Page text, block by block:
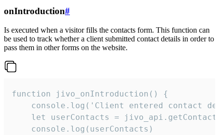
onIntroduction#
Is executed when a visitor fills the contacts form. This function can
be used to track whether a client submitted contact details in order to
pass them in other forms on the website.
function jivo_onIntroduction() {
console.log('Client entered contact
let userContacts =
    console.log(userContacts)